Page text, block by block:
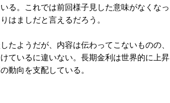
る。これでは前回様子見した意味がなくなっ
はましだと言えるだろう。
ようだが、内容は伝わってこないものの、
ているに違いない。長期金利は世界的に上昇
動向を支配している。